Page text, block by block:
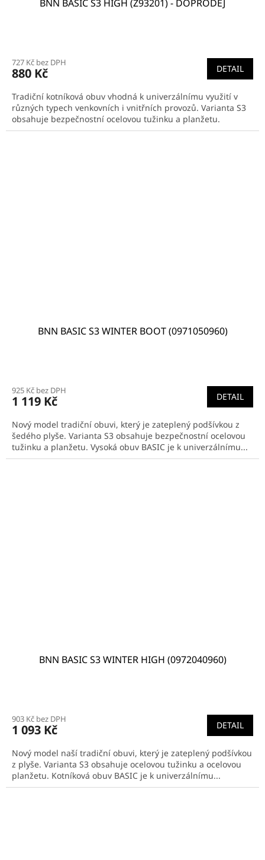
BNN BASIC S3 HIGH (Z93201) - DOPRODEJ
727 Kč bez DPH
880 Kč DETAIL
Tradiční kotníková obuv vhodná k univerzálnímu využití v
různých typech venkovních i vnitřních provozů. Varianta S3
obsahuje bezpečnostní ocelovou tužinku a planžetu.
BNN BASIC S3 WINTER BOOT (0971050960)
925 Kč bez DPH
1 119 Kč DETAIL
Nový model tradiční obuvi, který je zateplený podšívkou z
šedého plyše. Varianta S3 obsahuje bezpečnostní ocelovou
tužinku a planžetu. Vysoká obuv BASIC je k univerzálnímu...
BNN BASIC S3 WINTER HIGH (0972040960)
903 Kč bez DPH
1 093 Kč DETAIL
Nový model naší tradiční obuvi, který je zateplený podšívkou
z plyše. Varianta S3 obsahuje ocelovou tužinku a ocelovou
planžetu. Kotníková obuv BASIC je k univerzálnímu...